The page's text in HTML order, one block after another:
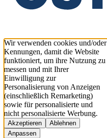
Wir verwenden cookies und/oder
Kennungen, damit die Website
funktioniert, um ihre Nutzung zu
messen und mit Ihrer
Einwilligung zur
Personalisierung von Anzeigen
(einschließlich Remarketing)
sowie für personalisierte und
nicht personalisierte Werbung.
Akzeptieren
Ablehnen
Anpassen